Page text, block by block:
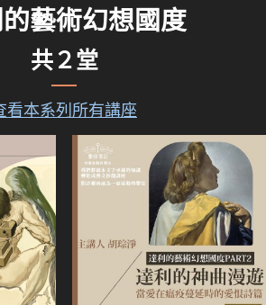
藝術幻想國度
共２堂
看本系列所有講座